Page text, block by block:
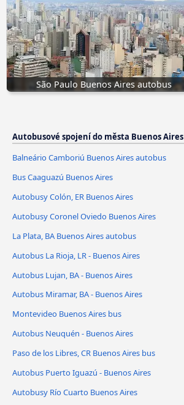
São Paulo Buenos Aires autobus
Autobusové spojení do města Buenos Aires
Balneário Camboriú Buenos Aires autobus
Bus Caaguazú Buenos Aires
Autobusy Colón, ER Buenos Aires
Autobusy Coronel Oviedo Buenos Aires
La Plata, BA Buenos Aires autobus
Autobus La Rioja, LR - Buenos Aires
Autobus Lujan, BA - Buenos Aires
Autobus Miramar, BA - Buenos Aires
Montevideo Buenos Aires bus
Autobus Neuquén - Buenos Aires
Paso de los Libres, CR Buenos Aires bus
Autobus Puerto Iguazú - Buenos Aires
Autobusy Río Cuarto Buenos Aires